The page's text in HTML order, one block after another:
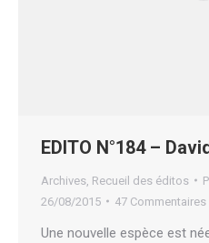
EDITO N°184 –
Archives Recueil des éditos
26/08/2015
47 Commentaires
Une nouvelle espèce est